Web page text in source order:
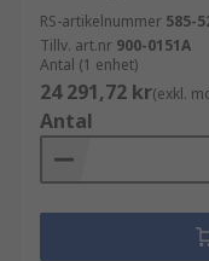
RS-artikelnummer 585-
Tillv. art.nr 900-0151A
Antal (1 enhet)
24 291,72 kr(exkl.
Antal